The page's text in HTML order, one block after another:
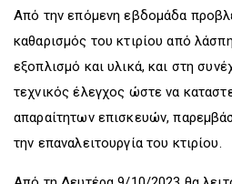
Από την επόμενη εβδομάδα
καθαρισμός του κτιρίου από
εξοπλισμό και υλικά, και στη
τεχνικός έλεγχος ώστε να
απαραίτητων επισκευών,
την επαναλειτουργία του κτιρίου.